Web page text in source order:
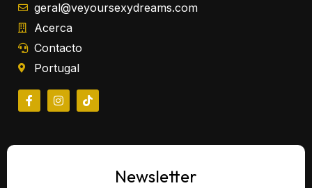
geral@veyoursexydreams.com
Acerca
Contacto
Portugal
Newsletter